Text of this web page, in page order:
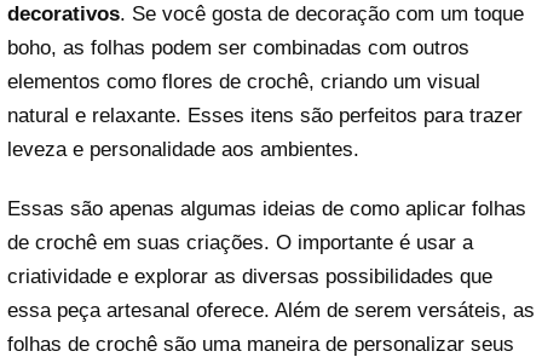
decorativos. Se você gosta de decoração com um toque
boho, as folhas podem ser combinadas com outros
elementos como flores de crochê, criando um visual
natural e relaxante. Esses itens são perfeitos para trazer
leveza e personalidade aos ambientes.
Essas são apenas algumas ideias de como aplicar folhas
de crochê em suas criações. O importante é usar a
criatividade e explorar as diversas possibilidades que
essa peça artesanal oferece. Além de serem versáteis, as
folhas de crochê são uma maneira de personalizar seus